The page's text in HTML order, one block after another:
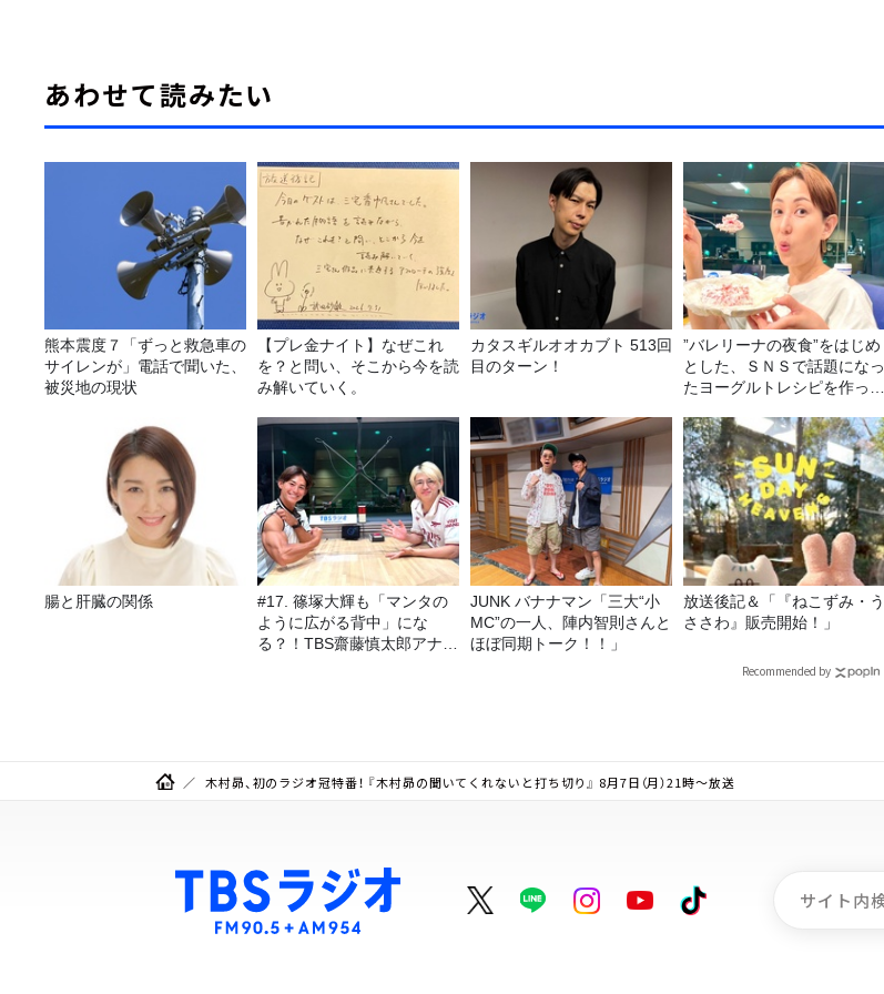
あわせて読みたい
熊本震度７「ずっと救急車の
サイレンが」電話で聞いた、
被災地の現状
【プレ金ナイト】なぜこれ
を？と問い、そこから今を読
み解いていく。
カタスギルオオカブト 513回
目のターン！
”バレリーナの夜食”をはじめ
とした、ＳＮＳで話題になっ
たヨーグルトレシピを作って
腸と肝臓の関係
#17. 篠塚大輝も「マンタの
ように広がる背中」にな
る？！TBS齋藤慎太郎アナに
JUNK バナナマン「三大“小
MC”の一人、陣内智則さんと
ほぼ同期トーク！！」
放送後記＆「『ねこずみ・う
ささわ』販売開始！」
Recommended by
木村昴、初のラジオ冠特番！ 『木村昴の聞いてくれないと打ち切り』 8月7日（月）21時～放送